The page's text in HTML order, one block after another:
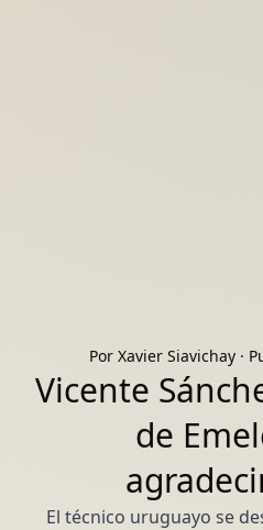
Por Xavier Siavichay·
Vicente
de
El técnico uruguayo se